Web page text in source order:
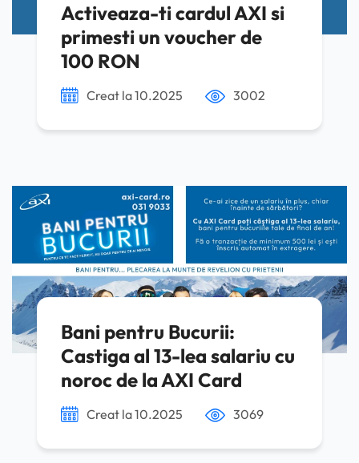
Activeaza-ti cardul AXI si
primesti un voucher de
100 RON
Creat la 10.2025 3002
Bani pentru Bucurii:
Castiga al 13-lea salariu cu
noroc de la AXI Card
Creat la 10.2025 3069